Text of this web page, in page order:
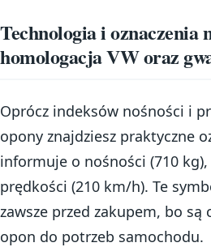
Technologia i oznaczenia
homologacja VW oraz
Oprócz indeksów nośności i
opony znajdziesz praktyczne
informuje o nośności (710 kg),
prędkości (210 km/h). Te
zawsze przed zakupem, bo są
opon do potrzeb samochodu.